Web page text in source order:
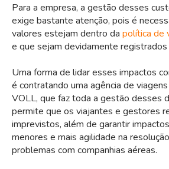
Para a empresa, a gestão desses
exige bastante atenção, pois é
valores estejam dentro da política de
e que sejam devidamente
Uma forma de lidar esses impactos
é contratando uma agência de
VOLL, que faz toda a gestão desses
permite que os viajantes e gestores
imprevistos, além de garantir
menores e mais agilidade na
problemas com companhias aéreas.